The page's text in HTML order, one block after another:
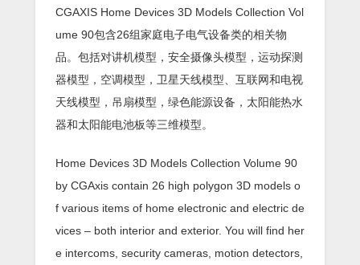
CGAXIS Home Devices 3D Models Collection Vol
ume 90包含26组家庭电子电气设备类的相关物
品。包括对讲机模型，安全摄像头模型，运动探测
器模型，空调模型，卫星天线模型、互联网和电视
天线模型，吊扇模型，绿色能源设备，太阳能热水
器和太阳能电池板等三维模型。
Home Devices 3D Models Collection Volume 90
by CGAxis contain 26 high polygon 3D models o
f various items of home electronic and electric de
vices – both interior and exterior. You will find her
e intercoms, security cameras, motion detectors,